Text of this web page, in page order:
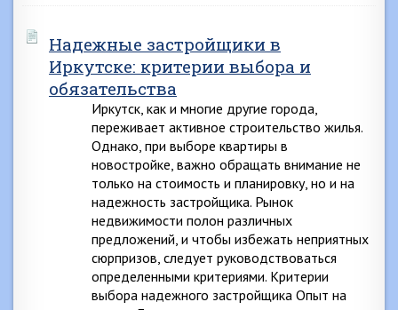
Надежные застройщики в
Иркутске: критерии выбора и
обязательства
Иркутск, как и многие другие города,
переживает активное строительство жилья.
Однако, при выборе квартиры в
новостройке, важно обращать внимание не
только на стоимость и планировку, но и на
надежность застройщика. Рынок
недвижимости полон различных
предложений, и чтобы избежать неприятных
сюрпризов, следует руководствоваться
определенными критериями. Критерии
выбора надежного застройщика Опыт на